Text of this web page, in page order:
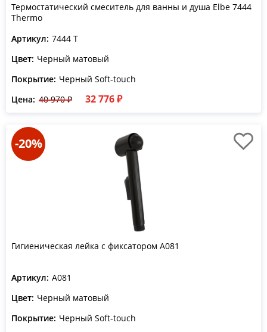
Термостатический смеситель для ванны и душа Elbe 7444
Thermo
Артикул: 7444 T
Цвет: Черный матовый
Покрытие: Черный Soft-touch
Цена: 40 970 ₽ 32 776 ₽
-20%
Гигиеническая лейка с фиксатором A081
Артикул: A081
Цвет: Черный матовый
Покрытие: Черный Soft-touch